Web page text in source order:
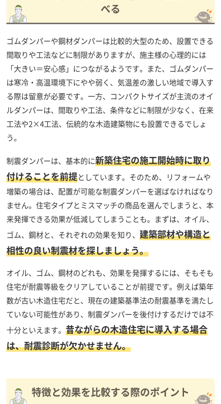
べる
ゴムダンパーや鋼材ダンパーは比較的大型のため、設置できる
間取りや工法などに制限がありますが、施主様の心理的には
「大きい＝安心感」につながるようです。また、ゴムダンパー
は寒冷・高温環境下にやや弱く、気温差の激しい地域で導入す
る際は留意が必要です。一方、コンパクトサイズが主流のオイ
ルダンパーは、間取りや工法、条件などに制限が少なく、在来
工法や2×4工法、伝統的な木造建築物にも設置できるでしょ
う。
制震ダンパーは、基本的に新築住宅の施工開始時に取り
付けることを前提としています。そのため、リフォームや
増築の場合は、配置が可能な制震ダンパーを選ばなければなり
ません。住宅タイプとミスマッチの商品を選んでしまうと、本
来発揮できる効果が低減してしまうことも。まずは、オイル、
ゴム、鋼材と、それぞれの効果を知り、建築部材や構造と
相性の良い制震材を探しましょう。
オイル、ゴム、鋼材のどれも、効果を発揮するには、そもそも
住宅が耐震等級をクリアしていることが前提です。例えば築年
数が古い木造住宅だと、現在の建築基準法の耐震基準を満たし
ていない可能性があり、制震ダンパーを後付けするだけでは不
十分といえます。昔ながらの木造住宅に導入する場合
は、耐震診断が欠かせません。
特徴と効果を比較する際のポイント